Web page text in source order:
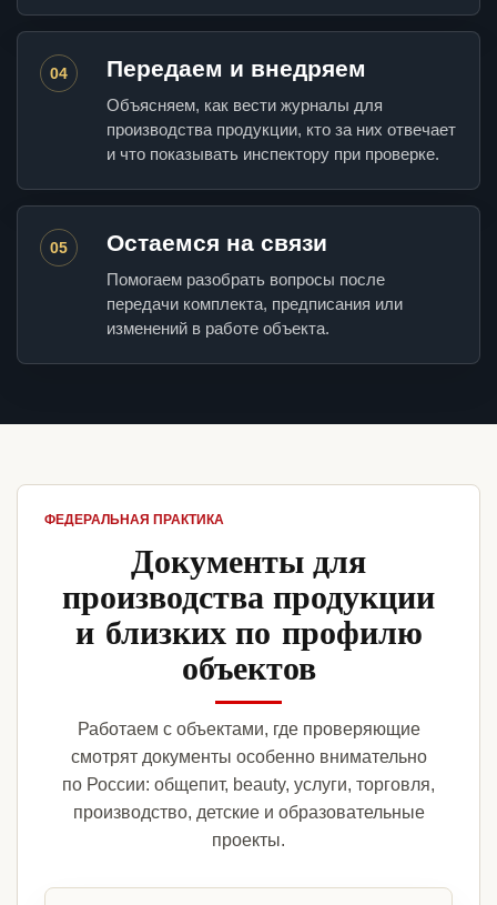
04 Передаем и внедряем
Объясняем, как вести журналы для
производства продукции, кто за них отвечает
и что показывать инспектору при проверке.
05 Остаемся на связи
Помогаем разобрать вопросы после
передачи комплекта, предписания или
изменений в работе объекта.
ФЕДЕРАЛЬНАЯ ПРАКТИКА
Документы для
производства продукции
и близких по профилю
объектов
Работаем с объектами, где проверяющие
смотрят документы особенно внимательно
по России: общепит, beauty, услуги, торговля,
производство, детские и образовательные
проекты.